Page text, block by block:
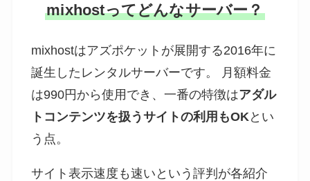
mixhostってどんなサーバー？
mixhostはアズポケットが展開する2016年に
誕生したレンタルサーバーです。 月額料金
は990円から使用でき、一番の特徴はアダル
トコンテンツを扱うサイトの利用もOK とい
う点。
サイト表示速度も速いという評判が各紹介